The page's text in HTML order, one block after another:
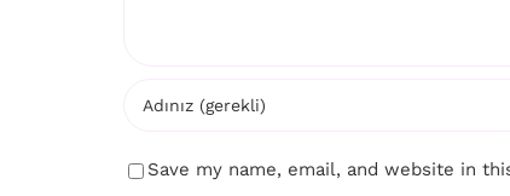
Save my name, email, and website in